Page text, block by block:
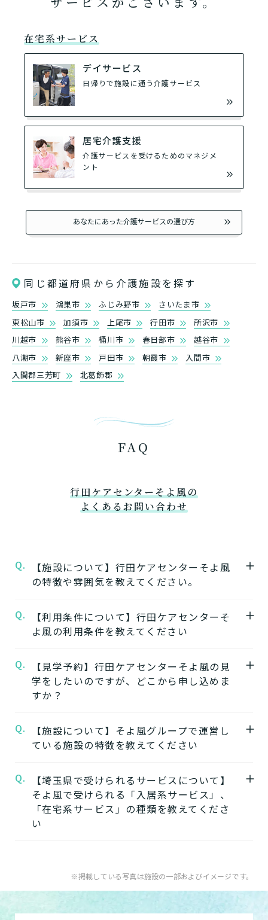
在宅系サービス
デイサービス
日帰りで施設に通う介護サービス
居宅介護支援
介護サービスを受けるためのマネジメ
ント
あなたにあった介護サービスの選び方
同じ都道府県から介護施設を探す
坂戸市 鴻巣市 ふじみ野市
さいたま市
東松山市
加須市 上尾市 行田市
所沢市
川越市
熊谷市 桶川市 春日部市
越谷市
八潮市
新座市 戸田市 朝霞市
入間市
入間郡三芳町
北葛飾郡
FAQ
行田ケアセンターそよ風の
よくあるお問い合わせ
Q.
【施設について】行田ケアセンターそよ風
の特徴や雰囲気を教えてください。
★施設の特徴★
行田ケアセンターそよ風の公式ページでは施
ます。
★施設の雰囲気★
設の写真から雰囲気をご確認いただけます。
Q.
【利用条件について】行田ケアセンターそ
よ風の利用条件を教えてください
要介護度：要支援2、要介護1、要介護2、要
介護3、要介護4、要介護5
※施設ごとに年齢などの入居条件がございま
※認定のご状況によって受けられるサービス
が変わります。
さい。
Q.
【見学予約】行田ケアセンターそよ風の見
学をしたいのですが、どこから申し込めま
すか？
行田ケアセンターそよ風の見学はこちらより
お申込みいただけます。
★そのほかこの介護施設について…相談した
い・資料請求したい・利用したい方はこちら
★
Q.
【施設について】そよ風グループで運営し
ている施設の特徴を教えてください
そよ風では下記のタイプの入居系施設をご用
意しています。それぞれの施設の特徴、ご利
用者様の目的、要介護度に合わせてご利用い
ただけます。
健康型有料老人ホーム※2024年6月現在、
健康型有料老人ホームは交欒 湘南佐島のみと
なります
Q.
【埼玉県で受けられるサービスについて】
そよ風で受けられる「入居系サービス」、
「在宅系サービス」の種類を教えてくださ
い
入居系サービス ：ホームに入居したい方向け
の施設一覧は以下です。
※掲載している写真は施設の一部およびイメージです。